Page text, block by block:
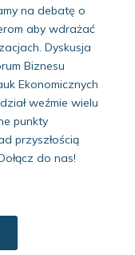
na debatę o
aby wdrażać
Dyskusja
Biznesu
Ekonomicznych
weźmie wielu
punkty
przyszłością
do nas!